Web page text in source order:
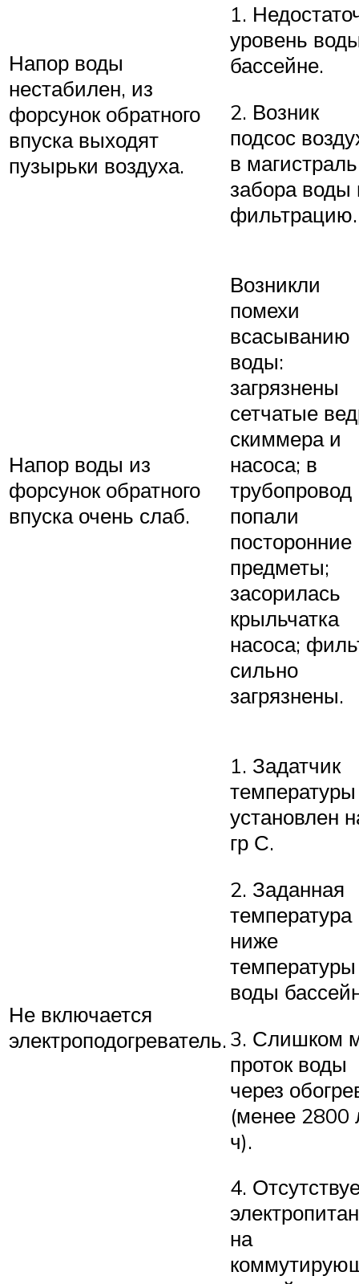
Напор воды
нестабилен, из
форсунок обратного
впуска выходят
пузырьки воздуха.
1.
уровень
бассейне.
2. Возник
подсос
в магистраль
забора воды
фильтрацию.
Напор воды из
форсунок обратного
впуска очень слаб.
Возникли
помехи
всасыванию
воды:
загрязнены
сетчатые
скиммера и
насоса; в
трубопровод
попали
посторонние
предметы;
засорилась
крыльчатка
насоса;
сильно
загрязнены.
Не включается
электроподогреватель.
1. Задатчик
температуры
установлен
гр С.
2. Заданная
температура
ниже
температуры
воды
3. Слишком
проток воды
через
(менее 2800
ч).
4.
на